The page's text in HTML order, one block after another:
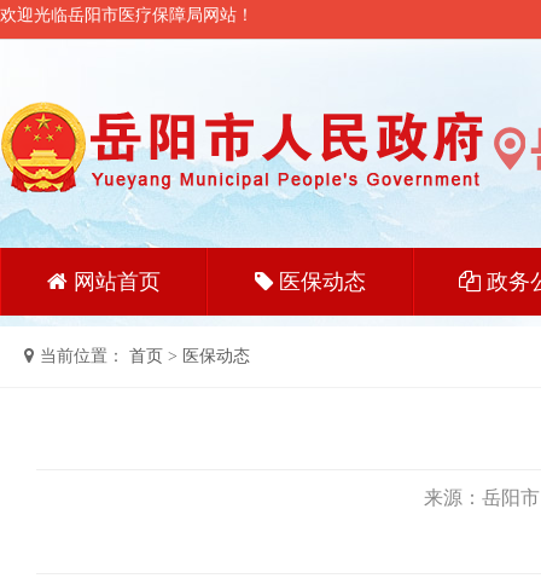
欢迎光临岳阳市医疗保障局网站！
网站首页 医保动态 政务
当前位置： 首页 > 医保动态
来源：岳阳